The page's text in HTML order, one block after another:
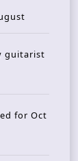
guitarist
for Oct